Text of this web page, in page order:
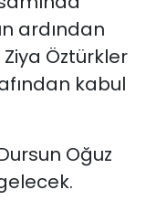
ardından
Öztürkler
kabul
Oğuz